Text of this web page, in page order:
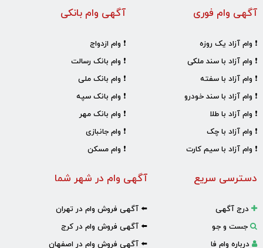
آگهی وام بانکی
❗ وام ازدواج
❗ وام بانک رسالت
❗ وام بانک ملی
❗ وام بانک سپه
❗ وام بانک مهر
❗ وام جانبازی
❗ وام مسکن
آگهی وام فوری
❗ وام آزاد یک روزه
❗ وام آزاد با سند ملکی
❗ وام آزاد با سفته
❗ وام آزاد با سند خودرو
❗ وام آزاد با طلا
❗ وام آزاد با چک
❗ وام آزاد با سیم کارت
آگهی وام در شهر شما
⬅️ آگهی فروش وام در تهران
⬅️ آگهی فروش وام در کرج
⬅️ آگهی فروش وام در اصفهان
دسترسی سریع
درج آگهی
جست و جو
درباره وام فا